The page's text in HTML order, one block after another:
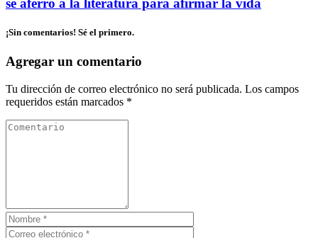
se aferró a la literatura para afirmar la vida
¡Sin comentarios! Sé el primero.
Agregar un comentario
Tu dirección de correo electrónico no será publicada. Los campos
requeridos están marcados *